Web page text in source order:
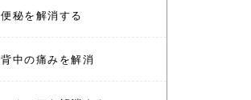
便秘を解消する
背中の痛みを解消